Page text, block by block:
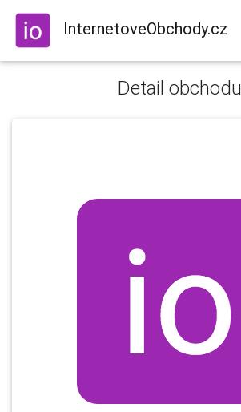
InternetoveObchody.cz
Detail obchodu